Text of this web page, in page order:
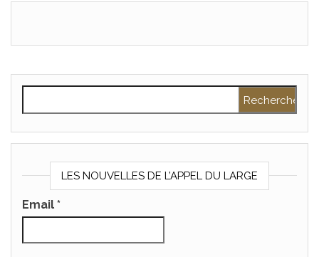
LES NOUVELLES DE L’APPEL DU LARGE
Email *